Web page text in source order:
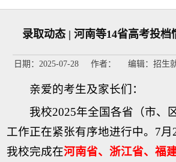
录取动态 | 河南等14省高考投档
日期：2025-07-28 作者： 编辑：招生
亲爱的考生及家长们：
我校2025年全国各省（市、
工作正在紧张有序地进行中。7月
我校完成在河南省、浙江省、福